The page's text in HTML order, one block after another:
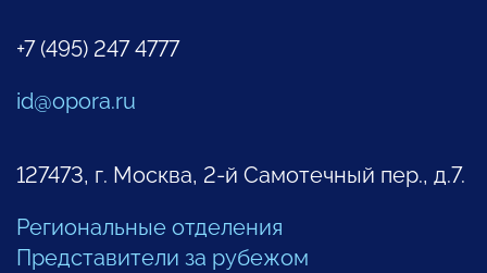
+7 (495) 247 4777
id@opora.ru
127473, г. Москва, 2-й Самотечный пер., д.7.
Региональные отделения
Представители за рубежом